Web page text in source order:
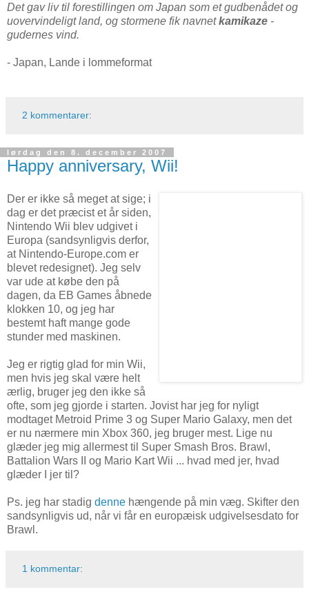
Det gav liv til forestillingen om Japan som et gudbenådet og
uovervindeligt land, og stormene fik navnetkamikaze -
gudernes vind.
- Japan, Lande i lommeformat
2 kommentarer:
lørdag den 8. december 2007
Happy anniversary, Wii!
Der er ikke så meget at sige; i
dag er det præcist et år siden,
Nintendo Wii blev udgivet i
Europa (sandsynligvis derfor,
at Nintendo-Europe.com er
blevet redesignet). Jeg selv
var ude at købe den på
dagen, da EB Games åbnede
klokken 10, og jeg har
bestemt haft mange gode
stunder med maskinen.
Jeg er rigtig glad for min Wii,
men hvis jeg skal være helt
ærlig, bruger jeg den ikke så
ofte, som jeg gjorde i starten. Jovist har jeg for nyligt
modtaget Metroid Prime 3 og Super Mario Galaxy, men det
er nu nærmere min Xbox 360, jeg bruger mest. Lige nu
glæder jeg mig allermest til Super Smash Bros. Brawl,
Battalion Wars II og Mario Kart Wii ... hvad med jer, hvad
glæder I jer til?
Ps. jeg har stadig denne hængende på min væg. Skifter den
sandsynligvis ud, når vi får en europæisk udgivelsesdato for
Brawl.
1 kommentar: